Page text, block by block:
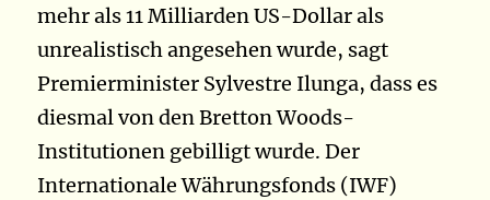
mehr als 11 Milliarden US-Dollar als
unrealistisch angesehen wurde, sagt
Premierminister Sylvestre Ilunga, dass es
diesmal von den Bretton Woods-
Institutionen gebilligt wurde. Der
Internationale Währungsfonds (IWF)